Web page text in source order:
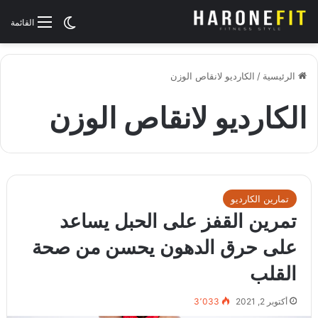
القائمةالوضع
الرئيسية / الكارديو لانقاص الوزن
الكارديو لانقاص الوزن
تمارين الكارديو
تمرين القفز على الحبل يساعد
على حرق الدهون يحسن من صحة
القلب
أكتوبر 2, 2021 3٬033